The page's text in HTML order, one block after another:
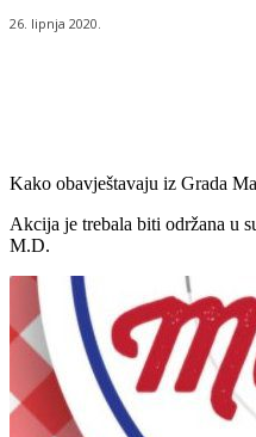
26. lipnja 2020.
Kako obavještavaju iz Grada
Akcija je trebala biti održana u
M.D.